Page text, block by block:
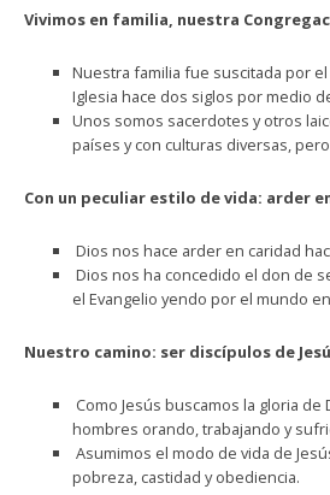
Vivimos en familia, nuestra
Nuestra familia fue suscitada por
Iglesia hace dos siglos por medio
Unos somos sacerdotes y otros
países y con culturas diversas,
Con un peculiar estilo de vida: arder
Dios nos hace arder en caridad
Dios nos ha concedido el don de
el Evangelio yendo por el mundo
Nuestro camino: ser discípulos de
Como Jesús buscamos la gloria de
hombres orando, trabajando y
Asumimos el modo de vida de
pobreza, castidad y obediencia.